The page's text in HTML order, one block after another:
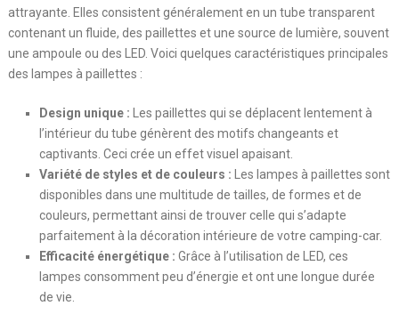
attrayante. Elles consistent généralement en un tube transparent
contenant un fluide, des paillettes et une source de lumière, souvent
une ampoule ou des LED. Voici quelques caractéristiques principales
des lampes à paillettes :
Design unique : Les paillettes qui se déplacent lentement à
l’intérieur du tube génèrent des motifs changeants et
captivants. Ceci crée un effet visuel apaisant.
Variété de styles et de couleurs : Les lampes à paillettes sont
disponibles dans une multitude de tailles, de formes et de
couleurs, permettant ainsi de trouver celle qui s’adapte
parfaitement à la décoration intérieure de votre camping-car.
Efficacité énergétique : Grâce à l’utilisation de LED, ces
lampes consomment peu d’énergie et ont une longue durée
de vie.